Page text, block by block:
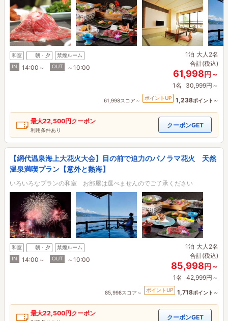
和室 朝・夕
禁煙ルーム
IN
14:00～ OUT ～10:00
1泊 大人2名
合計(税込)
61,998円～
1名 30,999円～
61,998スコア～ ポイントUP 1,238ポイント～
最大22,500円クーポン
利用条件あり
クーポンGET
【網代温泉海上大花火大会】目の前で迫力のパノラマ花火 天然
温泉満喫プラン【意外と熱海】
いろいろなプランの和室 お部屋は選べませんのでご了承ください
和室 朝・夕
禁煙ルーム
IN
14:00～ OUT ～10:00
1泊 大人2名
合計(税込)
85,998円～
1名 42,999円～
85,998スコア～ ポイントUP 1,718ポイント～
最大22,500円クーポン
クーポンGET